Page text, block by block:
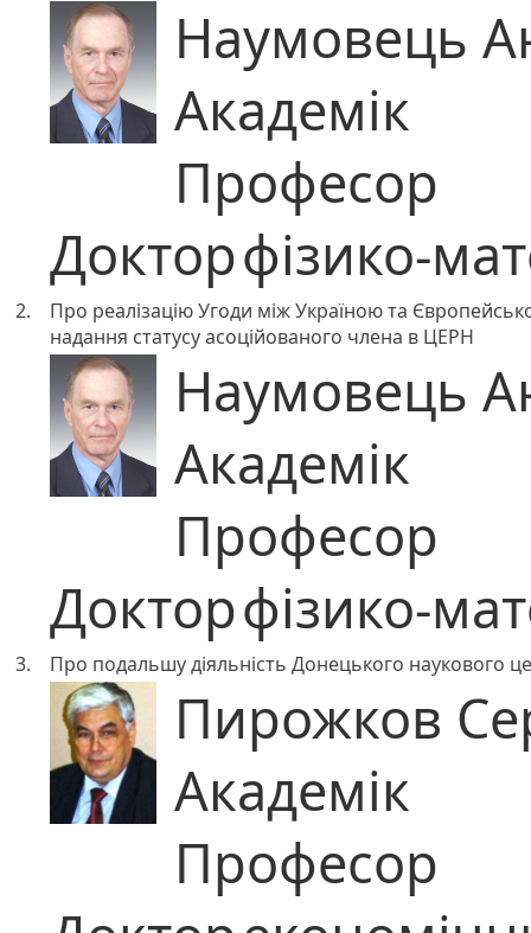
Наумовець
Академік
Професор
Докторфізико-
2.
Про реалізацію Угоди між Україною та
надання статусу асоційованого члена в ЦЕРН
Наумовець
Академік
Професор
Докторфізико-
3. Про подальшу діяльність Донецького наукового
Пирожков
Академік
Професор